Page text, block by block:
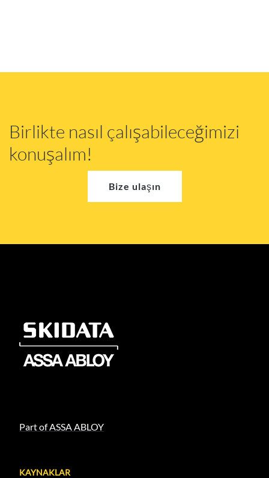
Birlikte nasıl çalışabileceğimizi
konuşalım!
Bize ulaşın
Part of ASSA ABLOY
KAYNAKLAR